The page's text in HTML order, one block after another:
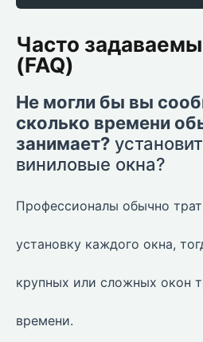
Часто
(FAQ)
Не могли бы вы
сколько времени
занимает?
виниловые окна?
Профессионалы обычно
установку каждого окна,
крупных или сложных окон
времени.